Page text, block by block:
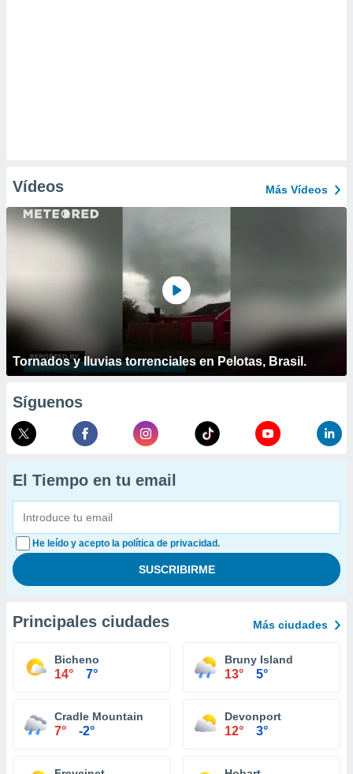
Vídeos Más Vídeos
Tornados y lluvias torrenciales en Pelotas, Brasil.
Síguenos
El Tiempo en tu email
He leído y acepto la política de privacidad.
Principales ciudades Más ciudades
Bicheno
14° 7°
Bruny Island
13° 5°
Cradle Mountain
7° -2°
Devonport
12° 3°